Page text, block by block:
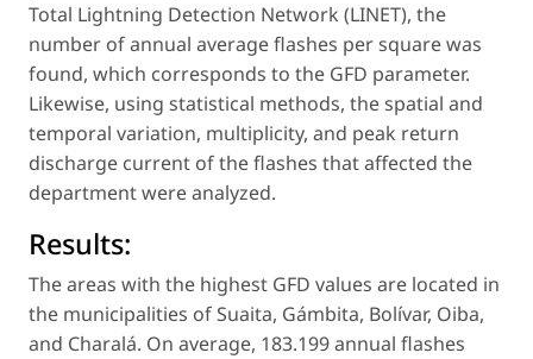
Total Lightning Detection Network (LINET), the
number of annual average flashes per square was
found, which corresponds to the GFD parameter.
Likewise, using statistical methods, the spatial and
temporal variation, multiplicity, and peak return
discharge current of the flashes that affected the
department were analyzed.
Results:
The areas with the highest GFD values are located in
the municipalities of Suaita, Gámbita, Bolívar, Oiba,
and Charalá. On average, 183.199 annual flashes